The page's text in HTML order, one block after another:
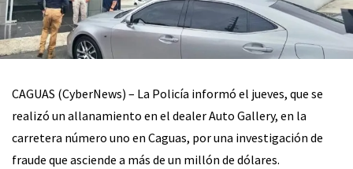
CAGUAS (CyberNews) – La Policía informó el jueves, que se
realizó un allanamiento en el dealer Auto Gallery, en la
carretera número uno en Caguas, por una investigación de
fraude que asciende a más de un millón de dólares.